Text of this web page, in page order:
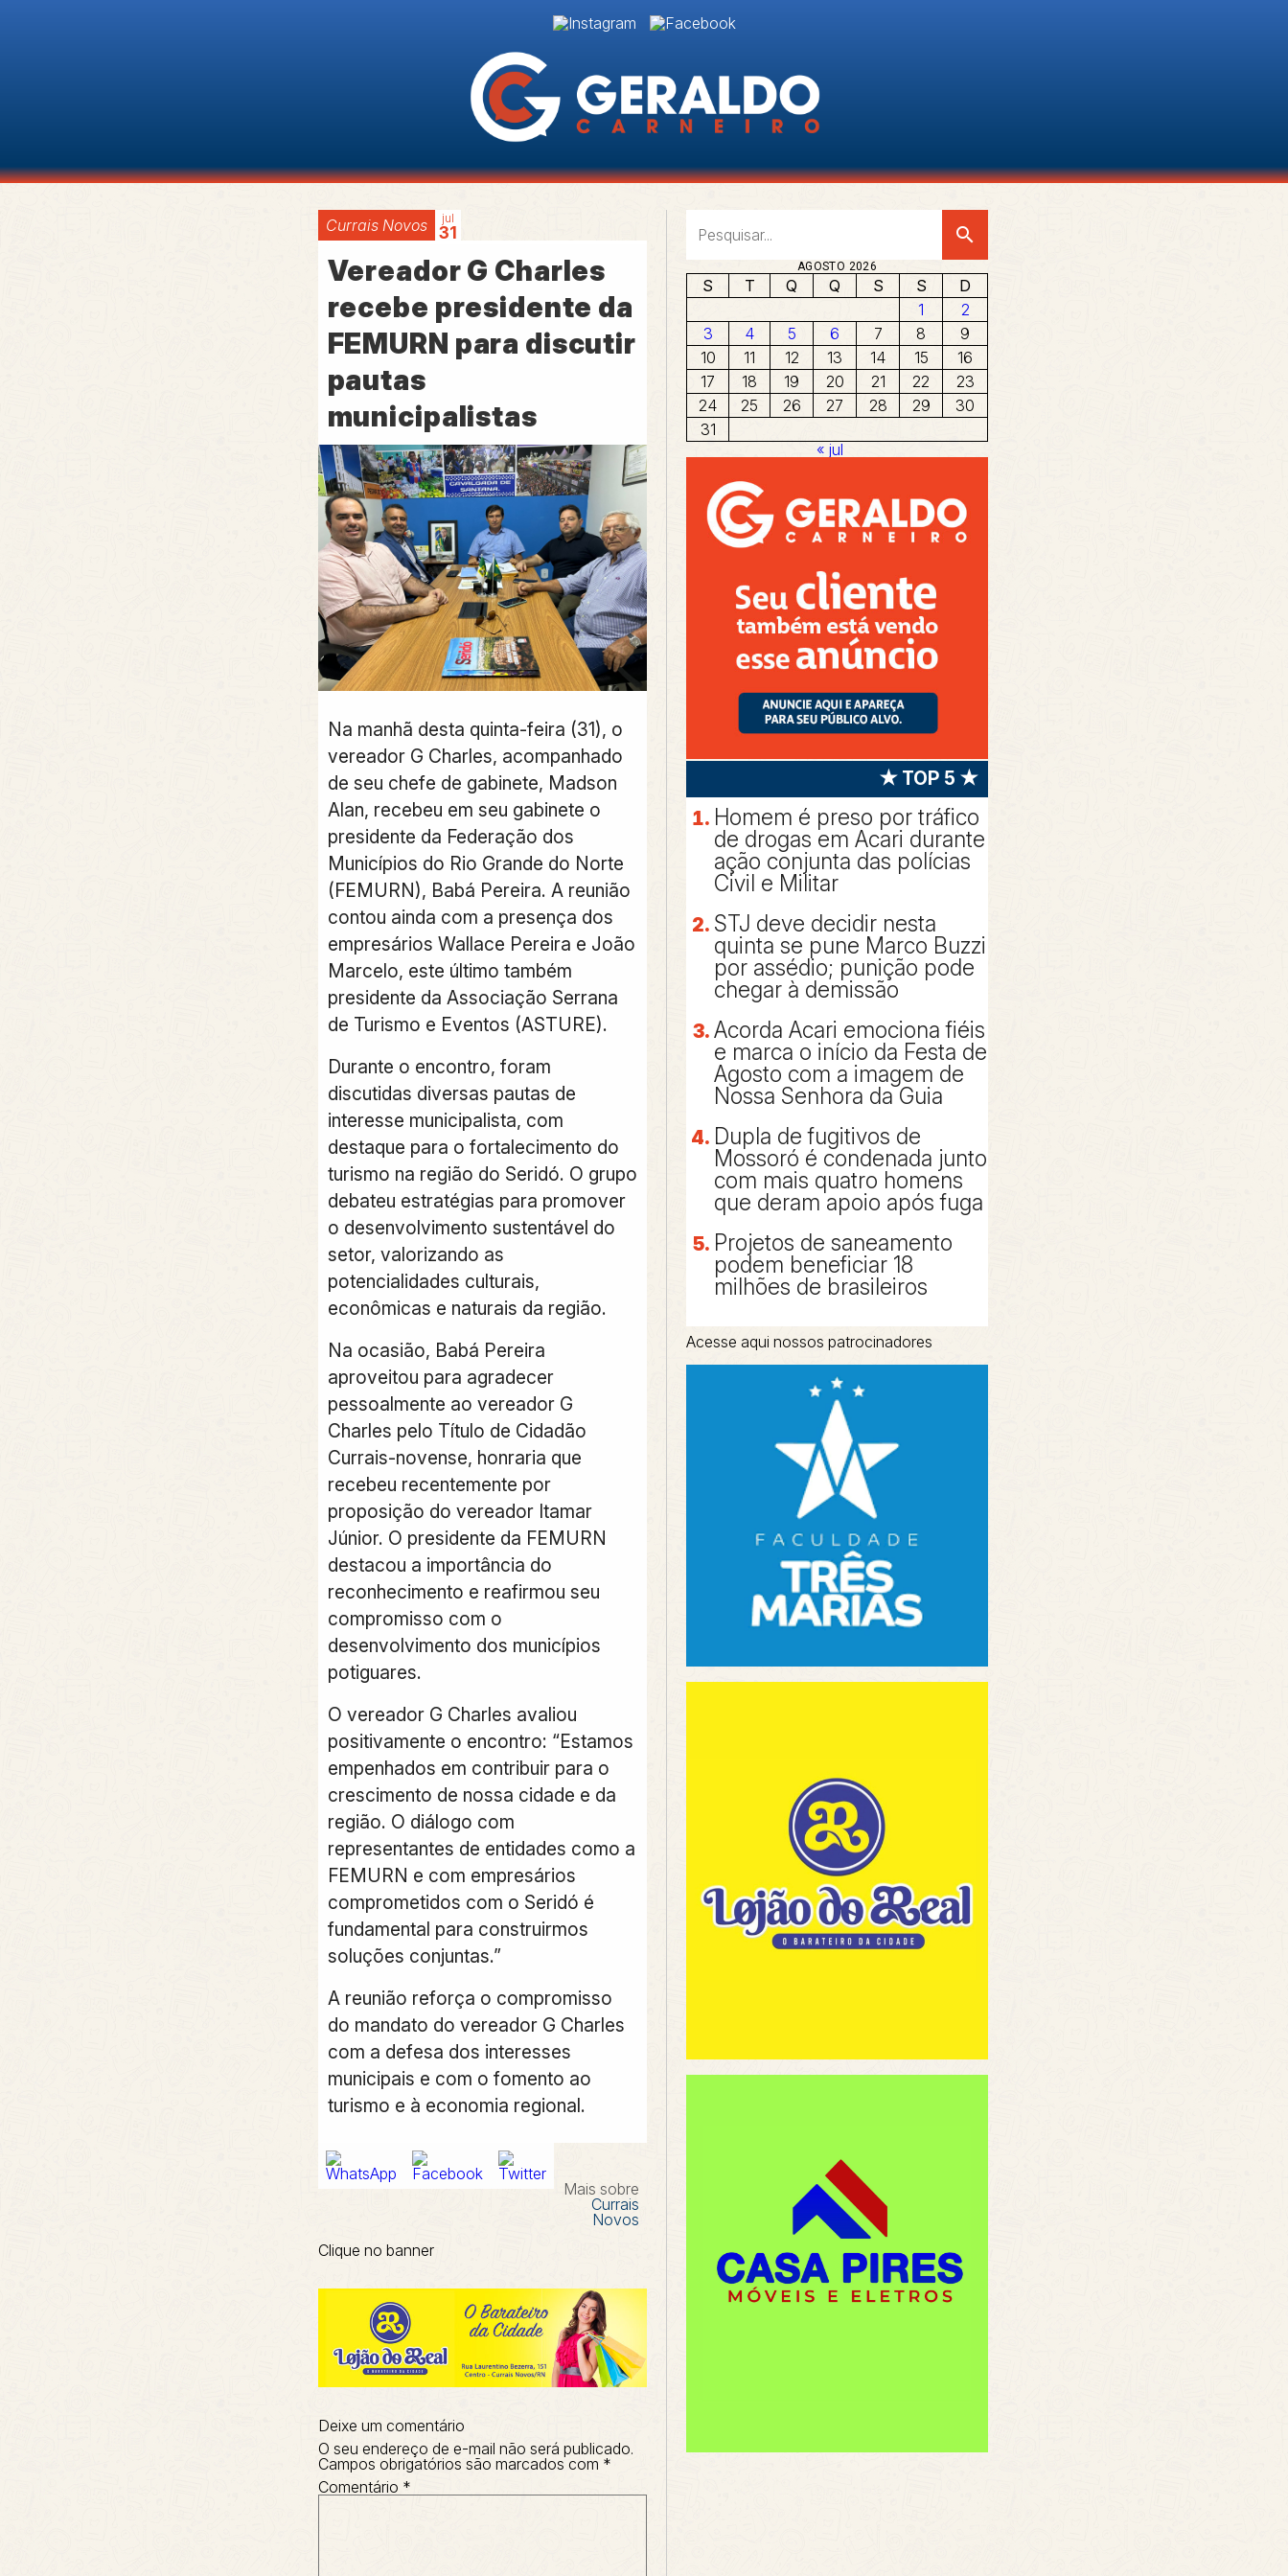
Currais Novos 31
jul
Vereador G Charles
recebe presidente da
FEMURN para discutir
pautas
municipalistas
Na manhã desta quinta-feira (31), o
vereador G Charles, acompanhado
de seu chefe de gabinete, Madson
Alan, recebeu em seu gabinete o
presidente da Federação dos
Municípios do Rio Grande do Norte
(FEMURN), Babá Pereira. A reunião
contou ainda com a presença dos
empresários Wallace Pereira e João
Marcelo, este último também
presidente da Associação Serrana
de Turismo e Eventos (ASTURE).
Durante o encontro, foram
discutidas diversas pautas de
interesse municipalista, com
destaque para o fortalecimento do
turismo na região do Seridó. O grupo
debateu estratégias para promover
o desenvolvimento sustentável do
setor, valorizando as
potencialidades culturais,
econômicas e naturais da região.
Na ocasião, Babá Pereira
aproveitou para agradecer
pessoalmente ao vereador G
Charles pelo Título de Cidadão
Currais-novense, honraria que
recebeu recentemente por
proposição do vereador Itamar
Júnior. O presidente da FEMURN
destacou a importância do
reconhecimento e reafirmou seu
compromisso com o
desenvolvimento dos municípios
potiguares.
O vereador G Charles avaliou
positivamente o encontro: “Estamos
empenhados em contribuir para o
crescimento de nossa cidade e da
região. O diálogo com
representantes de entidades como a
FEMURN e com empresários
comprometidos com o Seridó é
fundamental para construirmos
soluções conjuntas.”
A reunião reforça o compromisso
do mandato do vereador G Charles
com a defesa dos interesses
municipais e com o fomento ao
turismo e à economia regional.
Mais sobre
Currais
Novos
Clique no banner
Deixe um comentário
O seu endereço de e-mail não será publicado.
Campos obrigatórios são marcados com *
Comentário *
search
AGOSTO 2026
S T Q Q S S
D
1
2
3
4 5 6 7 8
9
10
11 12 13 14 15
16
17
18 19 20 21 22
23
24
25 26 27 28 29
30
31
« jul
★ TOP 5 ★
Homem é preso por tráfico
de drogas em Acari durante
ação conjunta das polícias
Civil e Militar
STJ deve decidir nesta
quinta se pune Marco Buzzi
por assédio; punição pode
chegar à demissão
Acorda Acari emociona fiéis
e marca o início da Festa de
Agosto com a imagem de
Nossa Senhora da Guia
Dupla de fugitivos de
Mossoró é condenada junto
com mais quatro homens
que deram apoio após fuga
Projetos de saneamento
podem beneficiar 18
milhões de brasileiros
Acesse aqui nossos patrocinadores